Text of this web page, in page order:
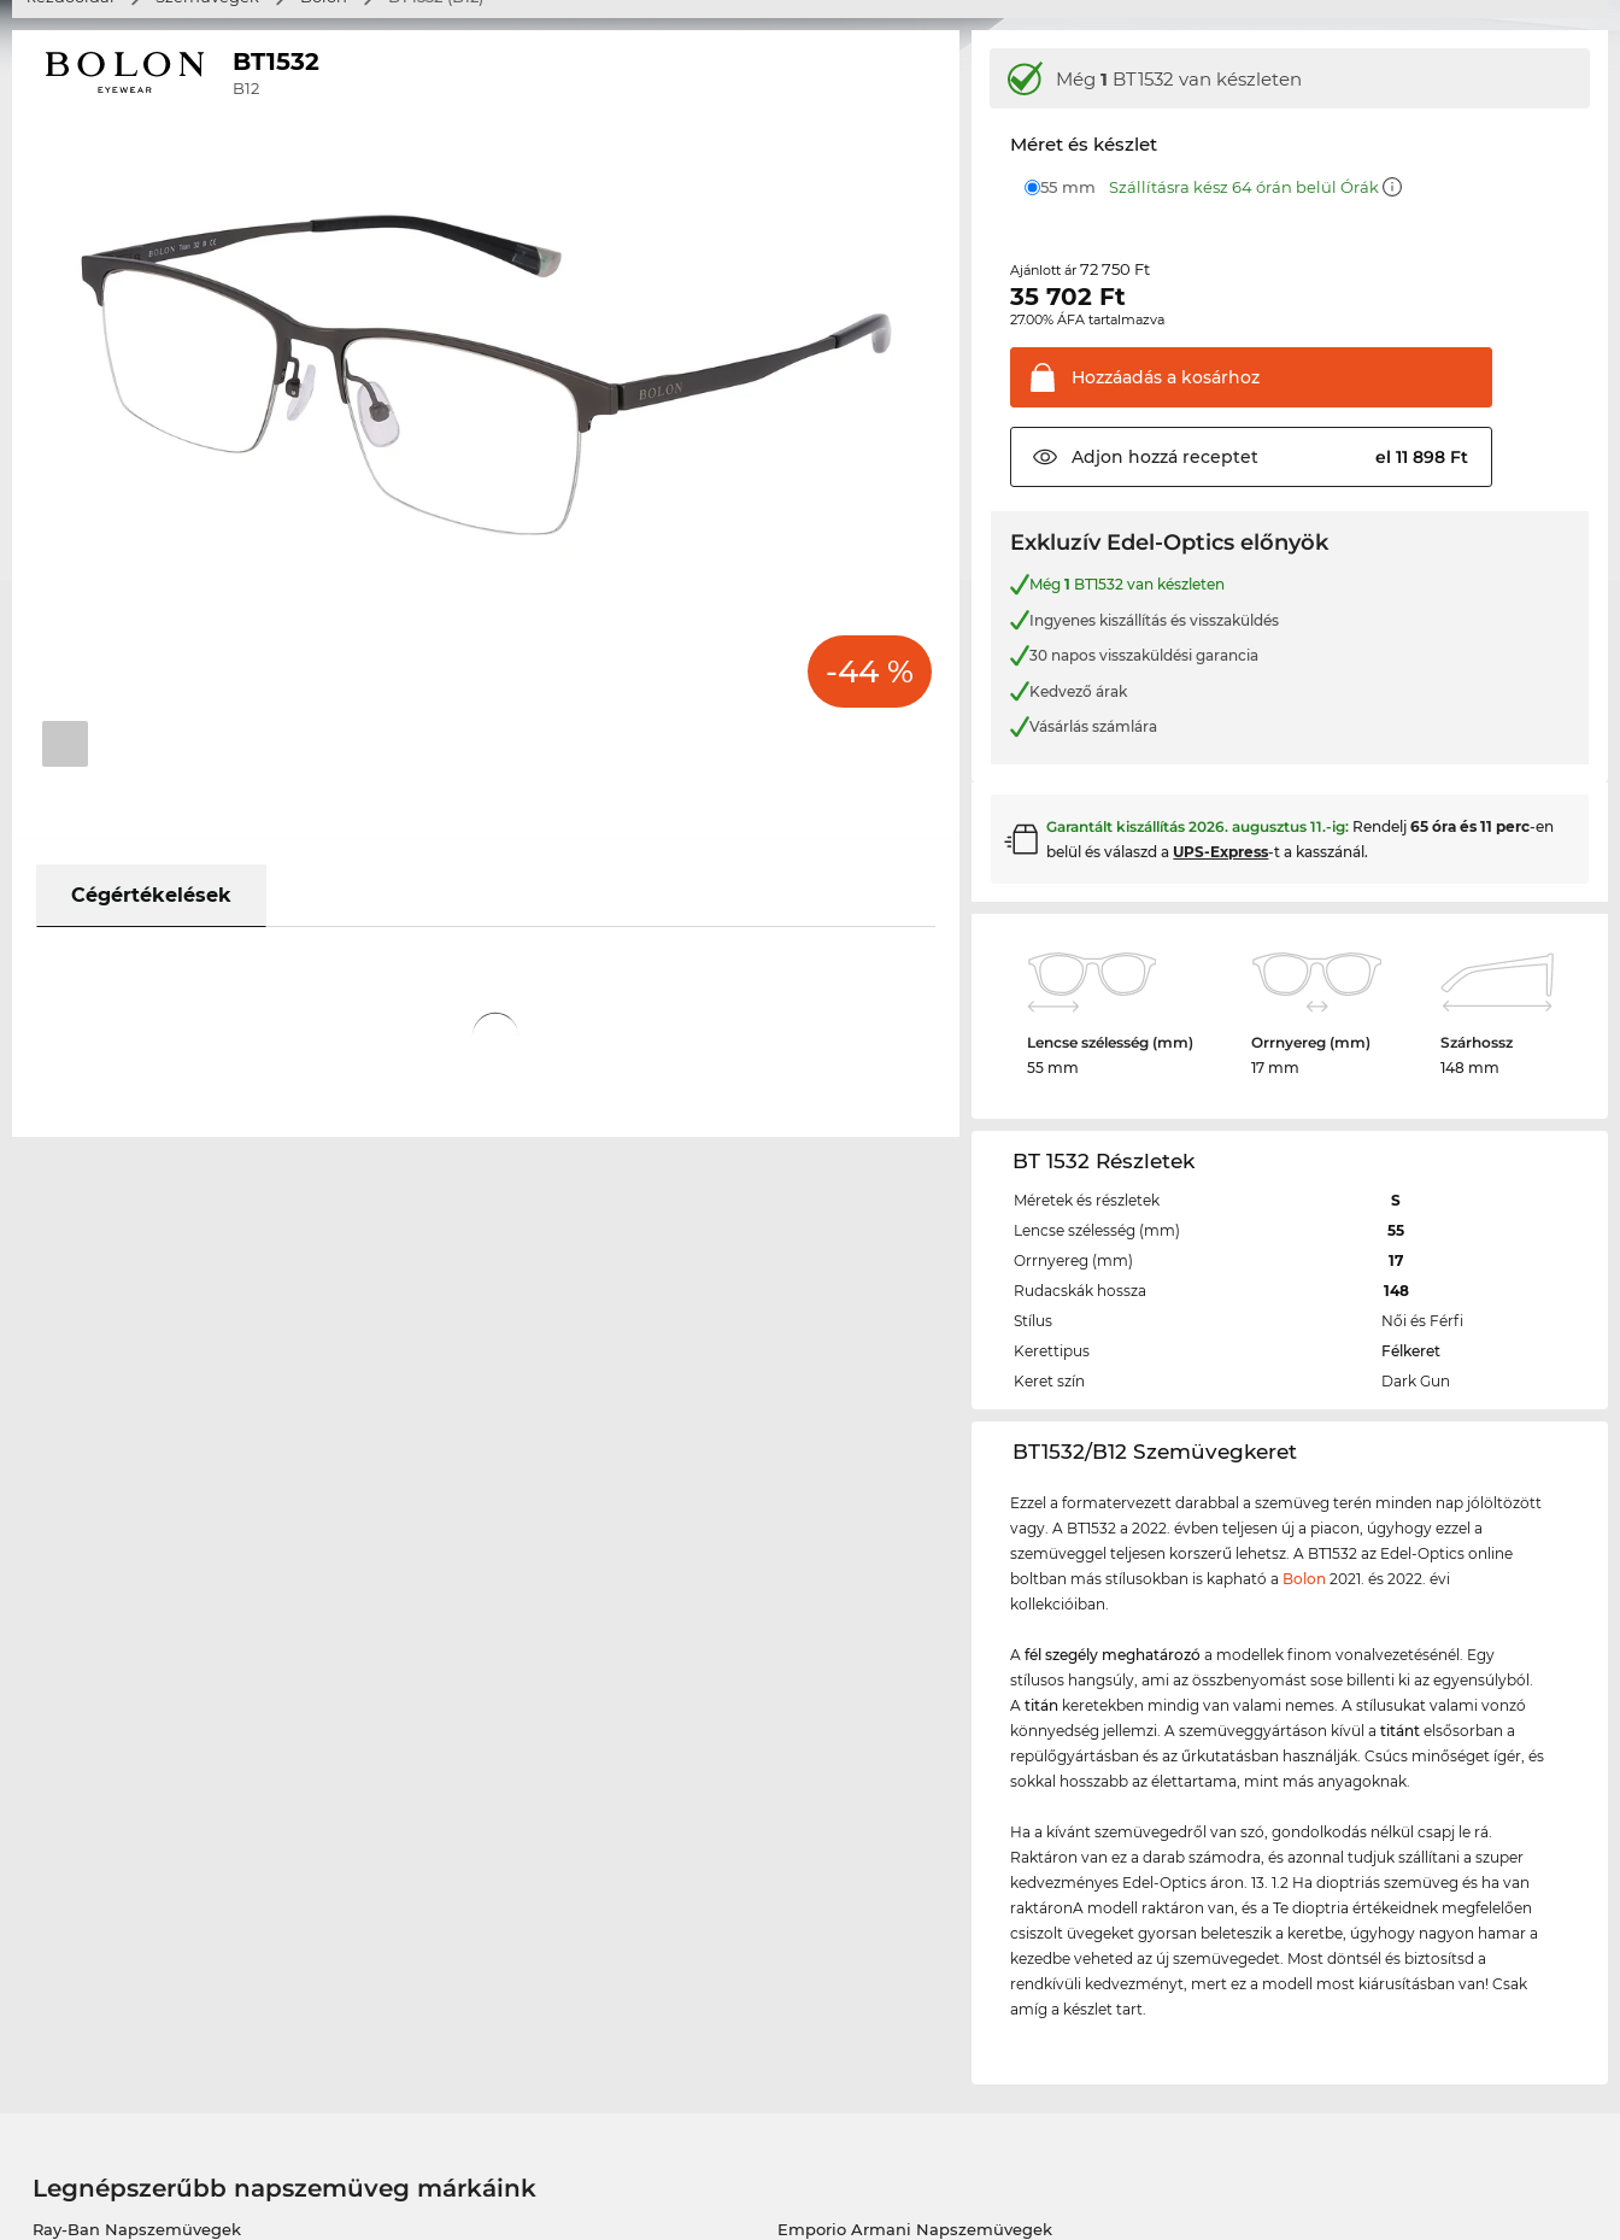
BT1532
B12
-44 %
Cégértékelések
Még1 BT1532 van készleten
Méret és készlet
55 mm Szállításra kész 64 órán belül Órák
Ajánlott ár72 750 Ft
35 702 Ft
27.00% ÁFA tartalmazva
Hozzáadás a kosárhoz
Adjon hozzá receptet el 11 898 Ft
Exkluzív Edel-Optics előnyök
Még1 BT1532 van készleten
Ingyenes kiszállítás és visszaküldés
30 napos visszaküldési garancia
Kedvező árak
Vásárlás számlára
Garantált kiszállítás2026. augusztus 11.-ig: Rendelj65 óra és 11 perc-en
belül és válaszd a UPS-Express-t a kasszánál.
Lencse szélesség (mm)
55 mm
Orrnyereg (mm)
17 mm
Szárhossz
148 mm
BT 1532 Részletek
Méretek és részletek
S
Lencse szélesség (mm)
55
Orrnyereg (mm)
17
Rudacskák hossza
148
Stílus
Női és Férfi
Kerettipus
Félkeret
Keret szín
Dark Gun
‌BT1532/B12 Szemüvegkeret
Ezzel a formatervezett darabbal a szemüveg terén minden nap jólöltözött
vagy. A BT1532 a 2022. évben teljesen új a piacon, úgyhogy ezzel a
szemüveggel teljesen korszerű lehetsz. A BT1532 az Edel-Optics online
boltban más stílusokban is kapható a Bolon 2021. és 2022. évi
kollekcióiban.
Afél szegély meghatározó a modellek finom vonalvezetésénél. Egy
stílusos hangsúly, ami az összbenyomást sose billenti ki az egyensúlyból.
Atitán keretekben mindig van valami nemes. A stílusukat valami vonzó
könnyedség jellemzi. A szemüveggyártáson kívül atitánt elsősorban a
repülőgyártásban és az űrkutatásban használják. Csúcs minőséget ígér, és
sokkal hosszabb az élettartama, mint más anyagoknak.
Ha a kívánt szemüvegedről van szó, gondolkodás nélkül csapj le rá.
Raktáron van ez a darab számodra, és azonnal tudjuk szállítani a szuper
kedvezményes Edel-Optics áron. 13. 1.2 Ha dioptriás szemüveg és ha van
raktáronA modell raktáron van, és a Te dioptria értékeidnek megfelelően
csiszolt üvegeket gyorsan beleteszik a keretbe, úgyhogy nagyon hamar a
kezedbe veheted az új szemüvegedet. Most döntsél és biztosítsd a
rendkívüli kedvezményt, mert ez a modell most kiárusításban van! Csak
amíg a készlet tart.
Legnépszerűbb napszemüveg márkáink
Ray-Ban Napszemüvegek
Emporio Armani Napszemüvegek